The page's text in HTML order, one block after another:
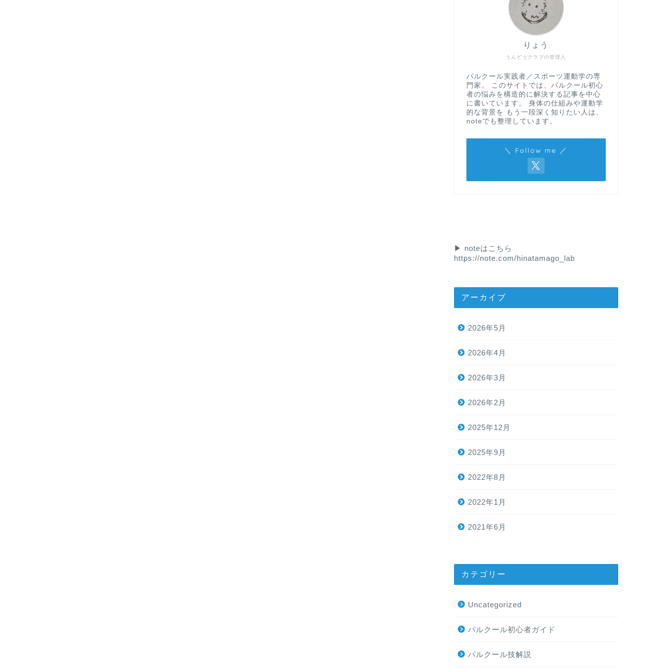
うんどうクラブの管理人
りょう
パルクール実践者／スポーツ運動学の専
門家。 このサイトでは、パルクール初心
者の悩みを構造的に解決する記事を中心
に書いています。 身体の仕組みや運動学
的な背景を もう一段深く知りたい人は、
noteでも整理しています。
＼ Follow me ／
▶︎ noteはこちら
https://note.com/hinatamago_lab
アーカイブ
2026年5月
2026年4月
2026年3月
2026年2月
2025年12月
2025年9月
2022年8月
2022年1月
2021年6月
カテゴリー
Uncategorized
パルクール初心者ガイド
パルクール技解説